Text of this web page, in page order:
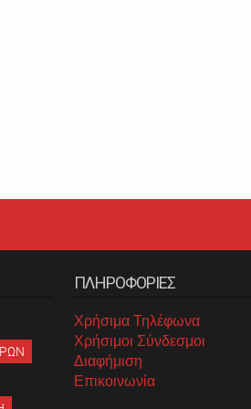
ΠΛΗΡΟΦΟΡΙΕΣ
Χρήσιμα Τηλέφωνα
Χρήσιμοι Σύνδεσμοι
Διαφήμιση
Επικοινωνία